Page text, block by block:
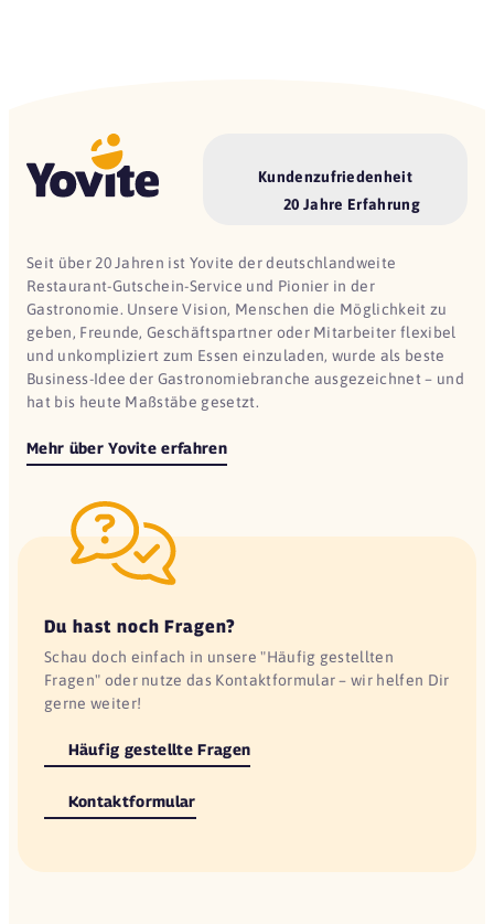
Kundenzufriedenheit
20 Jahre Erfahrung
Seit über 20 Jahren ist Yovite der deutschlandweite
Restaurant-Gutschein-Service und Pionier in der
Gastronomie. Unsere Vision, Menschen die Möglichkeit zu
geben, Freunde, Geschäftspartner oder Mitarbeiter flexibel
und unkompliziert zum Essen einzuladen, wurde als beste
Business-Idee der Gastronomiebranche ausgezeichnet – und
hat bis heute Maßstäbe gesetzt.
Mehr über Yovite erfahren
Du hast noch Fragen?
Schau doch einfach in unsere "Häufig gestellten
Fragen" oder nutze das Kontaktformular – wir helfen Dir
gerne weiter!
Häufig gestellte Fragen
Kontaktformular